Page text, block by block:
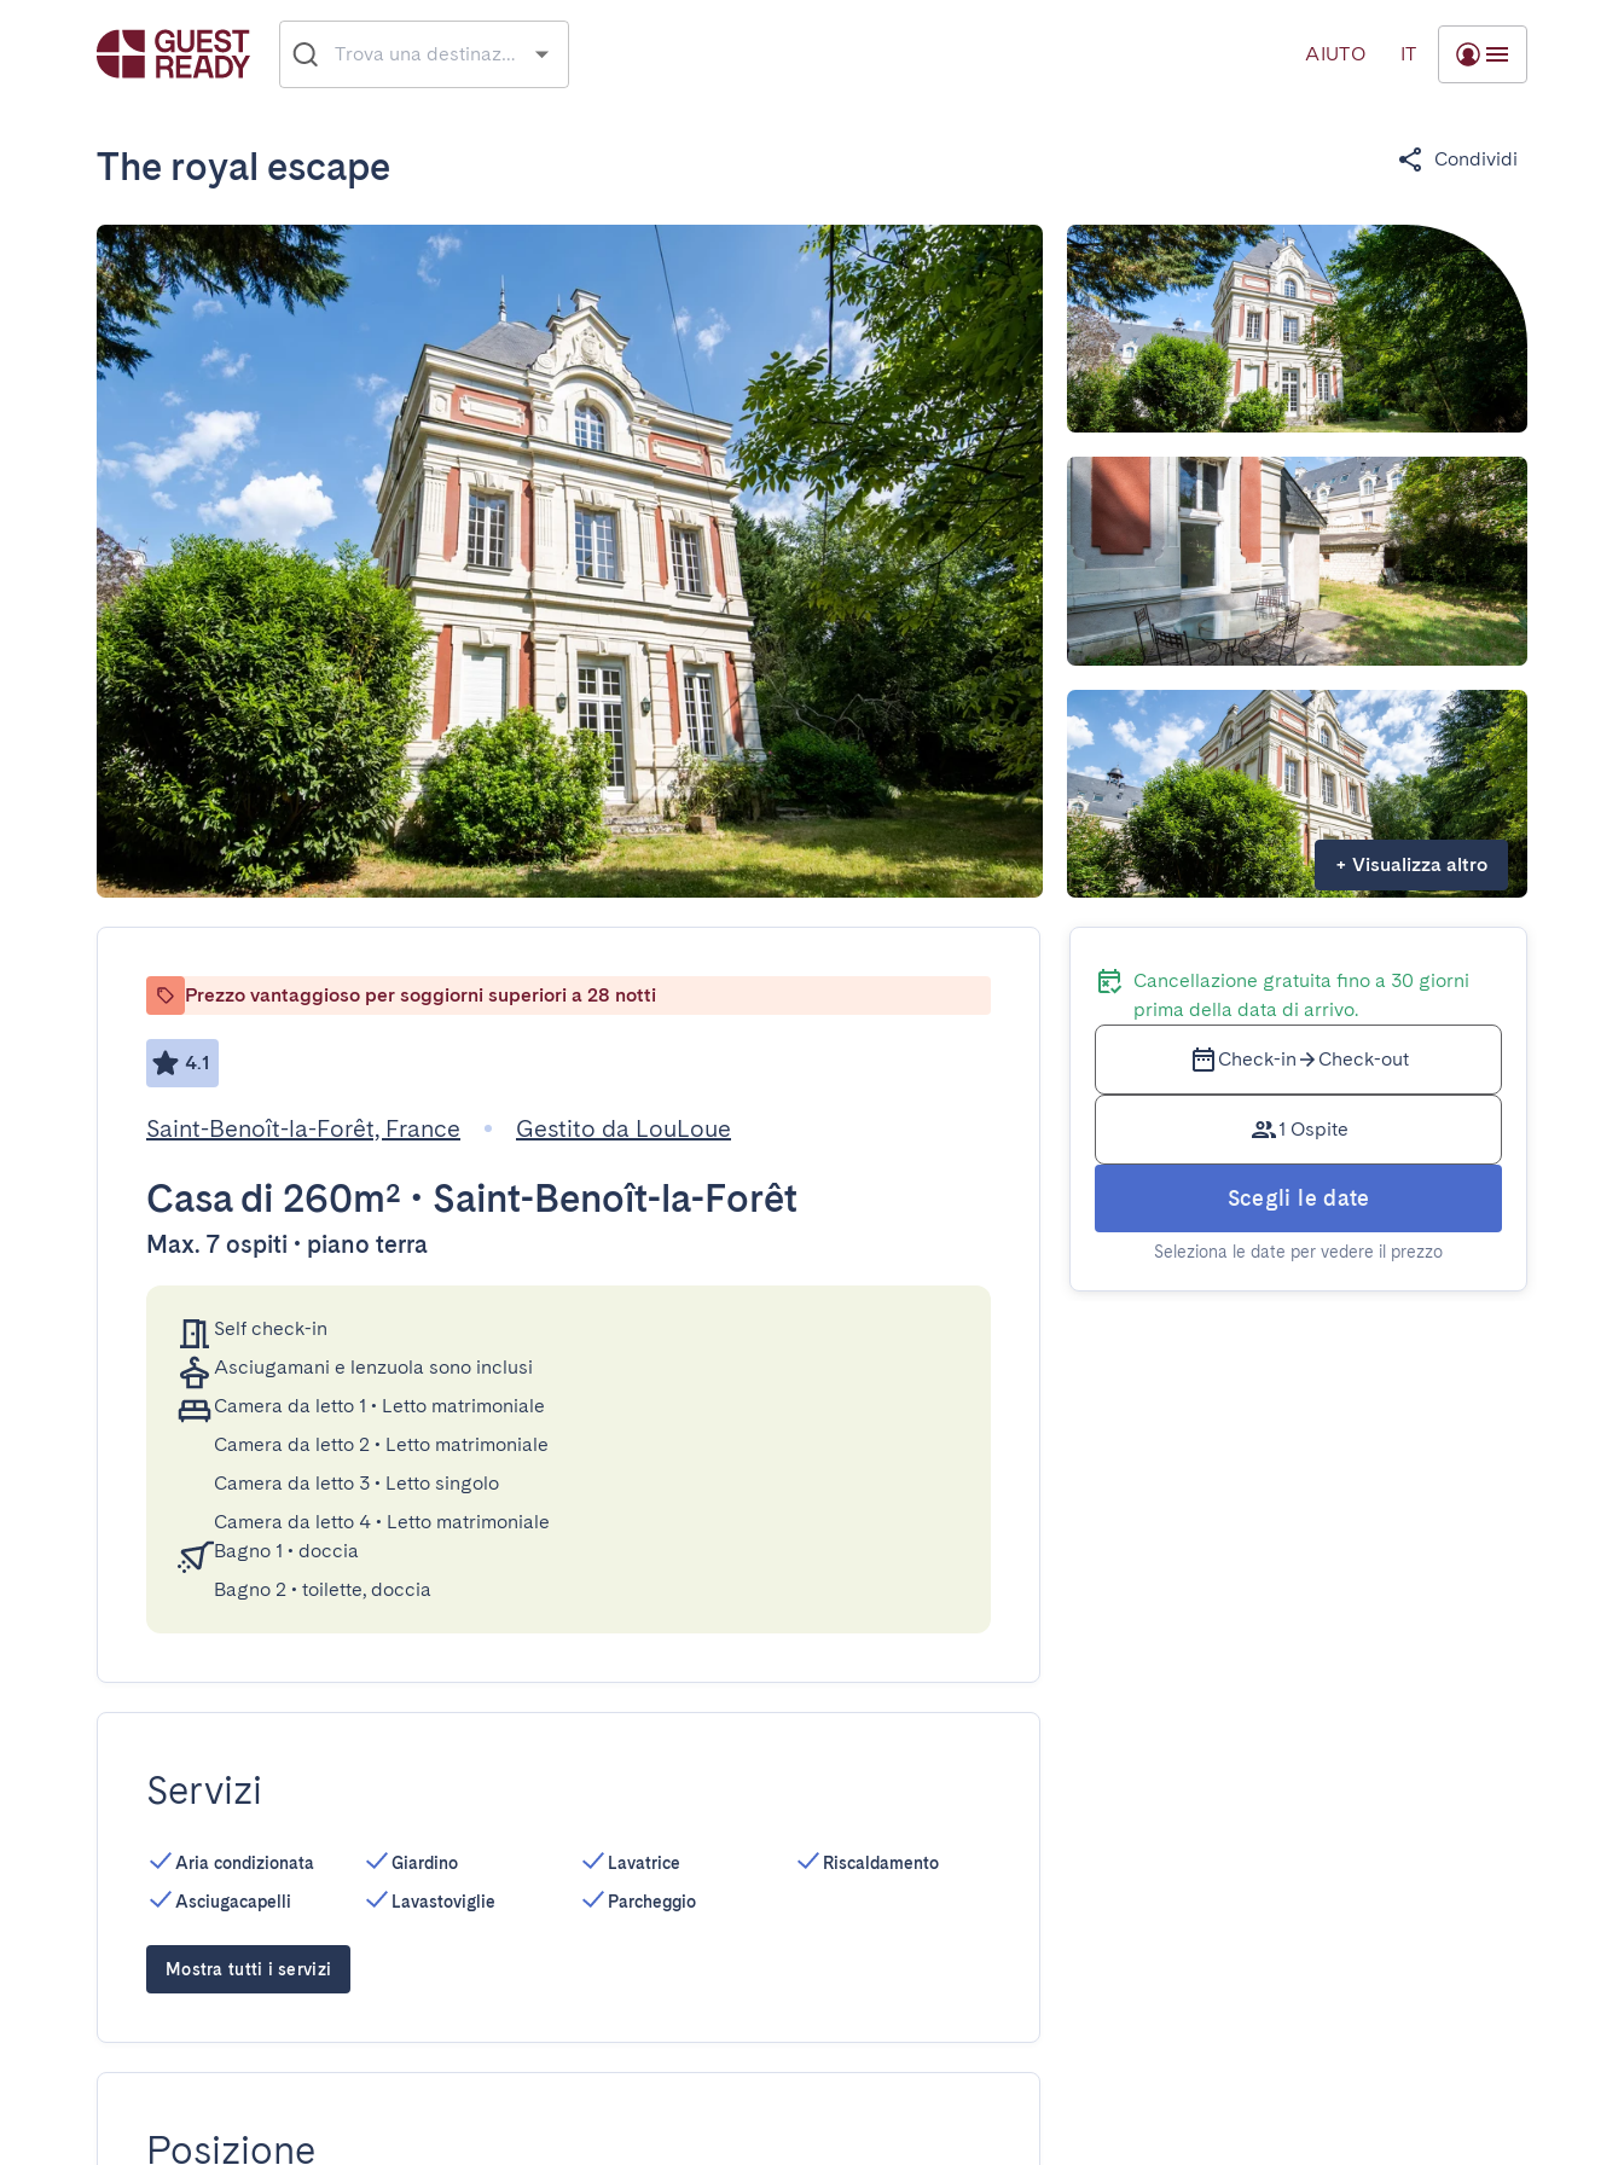
AIUTO IT
The royal escape Condividi
+ Visualizza altro
Prezzo vantaggioso per soggiorni superiori a 28 notti
4.1
Saint-Benoît-la-Forêt, France Gestito da LouLoue
Casadi 260m² • Saint-Benoît-la-Forêt
Max. 7 ospiti • piano terra
Self check-in
Asciugamani e lenzuola sono inclusi
Camera da letto 1 • Letto matrimoniale
Camera da letto 2 • Letto matrimoniale
Camera da letto 3 • Letto singolo
Camera da letto 4 • Letto matrimoniale
Bagno 1 • doccia
Bagno 2 • toilette, doccia
Servizi
Aria condizionata
Asciugacapelli
Giardino
Lavastoviglie
Lavatrice
Parcheggio
Riscaldamento
Mostra tutti i servizi
Posizione
Cancellazione gratuita fino a 30 giorni
prima della data di arrivo.
Check-in Check-out
1 Ospite
Scegli le date
Seleziona le date per vedere il prezzo